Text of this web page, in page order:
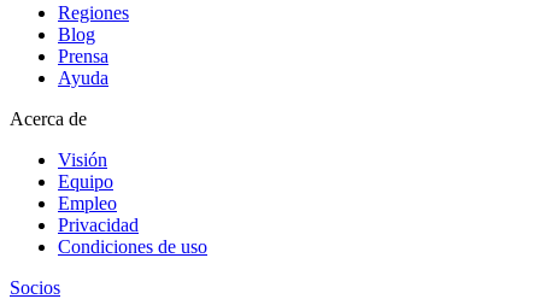
Regiones
Blog
Prensa
Ayuda
Acerca de
Visión
Equipo
Empleo
Privacidad
Condiciones de uso
Socios